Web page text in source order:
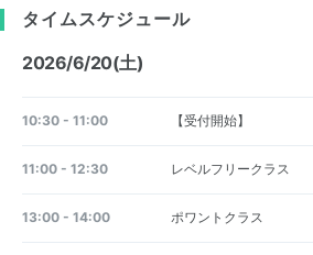
タイムスケジュール
2026/6/20(土)
10:30 - 11:00 【受付開始】
11:00 - 12:30 レベルフリークラス
13:00 - 14:00 ポワントクラス